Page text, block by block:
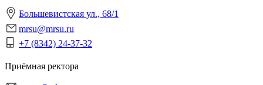
Большевистская ул., 68/1
mrsu@mrsu.ru
+7 (8342) 24-37-32
Приёмная ректора